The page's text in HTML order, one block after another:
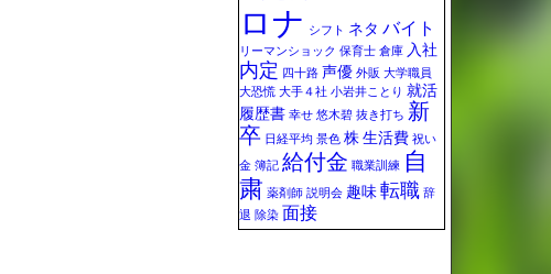
ロナ シフト ネタ バイト
リーマンショック 保育士 倉庫 入社
内定 四十路 声優 外販 大学職員
大恐慌 大手４社 小岩井ことり 就活
履歴書 幸せ 悠木碧 抜き打ち 新
卒 日経平均 景色 株生活費 祝い
金 簿記 給付金 職業訓練 自
粛 薬剤師 説明会 趣味転職 辞
退 除染 面接